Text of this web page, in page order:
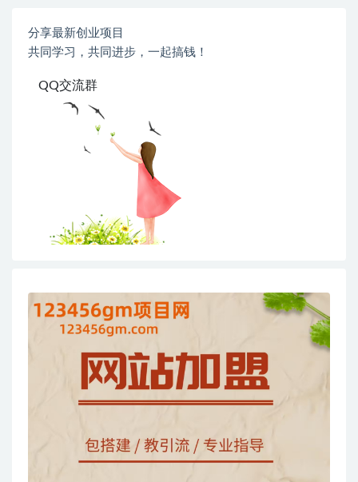
分享最新创业项目
共同学习，共同进步，一起搞钱！
QQ交流群